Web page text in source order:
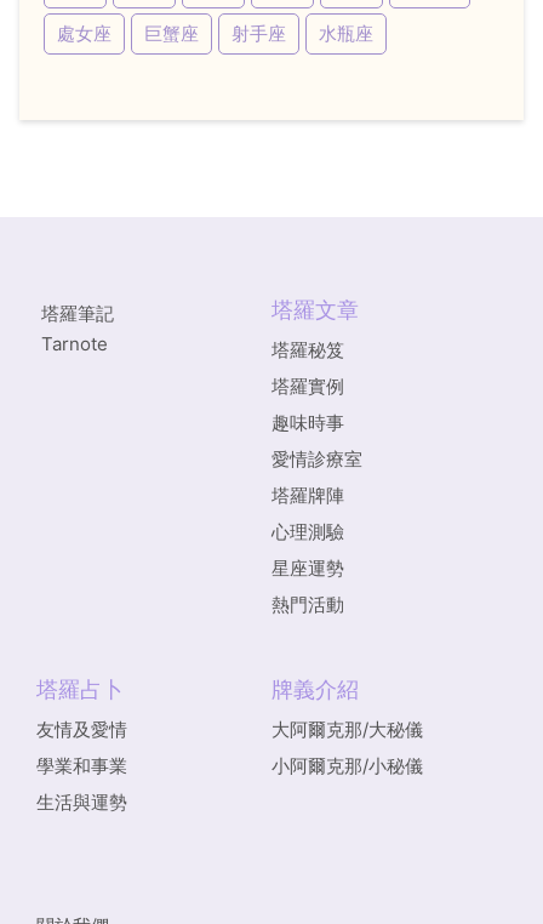
處女座
巨蟹座 射手座 水瓶座
塔羅筆記
Tarnote
塔羅文章
塔羅秘笈
塔羅實例
趣味時事
愛情診療室
塔羅牌陣
心理測驗
星座運勢
熱門活動
塔羅占卜
友情及愛情
學業和事業
生活與運勢
牌義介紹
大阿爾克那/大秘儀
小阿爾克那/小秘儀